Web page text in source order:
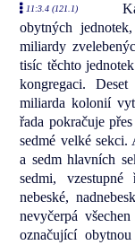
11:3.4 (121.1)
obytných
miliardy
tisíc těchto
kongregaci.
miliarda kolonií
řada pokračuje
sedmé velké
a sedm hlavních
sedmi,
nebeské,
nevyčerpá
označující